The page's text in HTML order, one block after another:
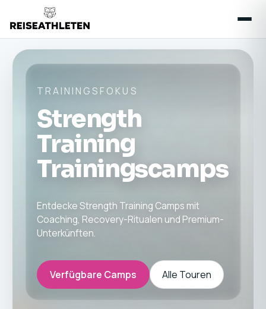
TRAININGSFOKUS
Strength
Training
Trainingscamps
Entdecke Strength Training Camps mit
Coaching, Recovery-Ritualen und Premium-
Unterkünften.
Verfügbare Camps Alle Touren